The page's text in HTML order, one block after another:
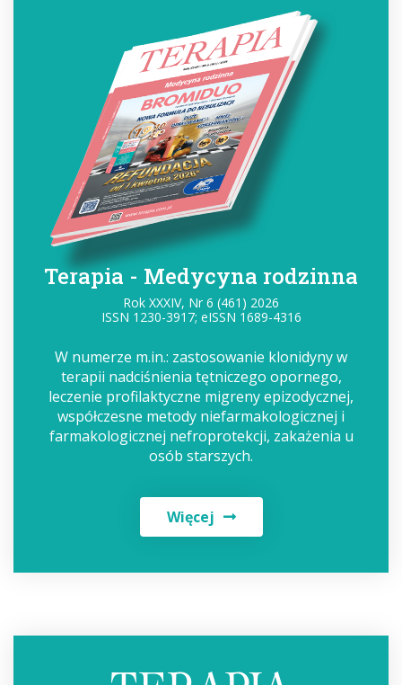
Terapia - Medycyna rodzinna
Rok XXXIV, Nr 6 (461) 2026
ISSN 1230-3917; eISSN 1689-4316
W numerze m.in.: zastosowanie klonidyny w
terapii nadciśnienia tętniczego opornego,
leczenie profilaktyczne migreny epizodycznej,
współczesne metody niefarmakologicznej i
farmakologicznej nefroprotekcji, zakażenia u
osób starszych.
Więcej